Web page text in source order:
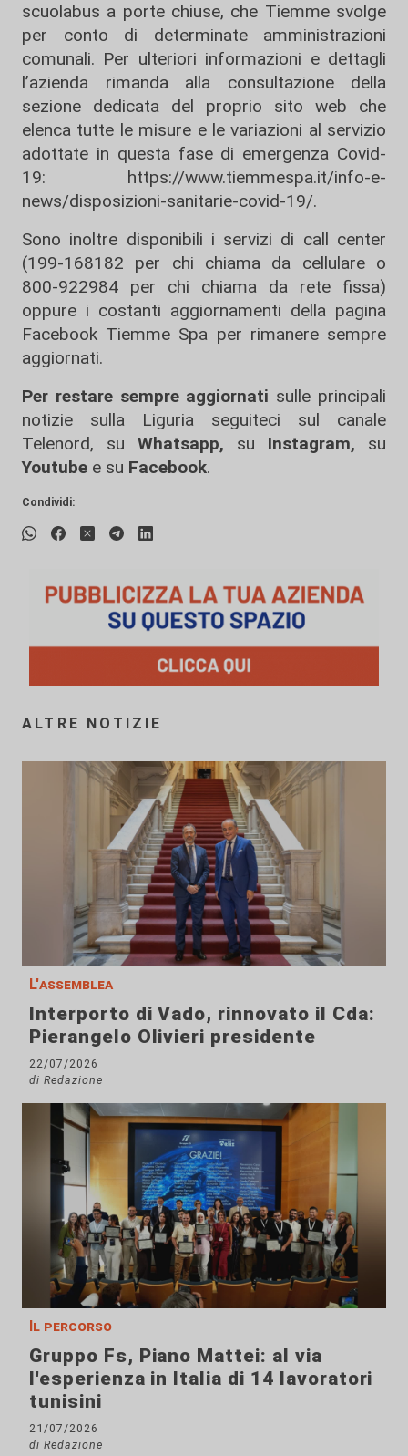
scuolabus a porte chiuse, che Tiemme svolge
per conto di determinate amministrazioni
comunali. Per ulteriori informazioni e dettagli
l’azienda rimanda alla consultazione della
sezione dedicata del proprio sito web che
elenca tutte le misure e le variazioni al servizio
adottate in questa fase di emergenza Covid-
19: https://www.tiemmespa.it/info-e-
news/disposizioni-sanitarie-covid-19/.
Sono inoltre disponibili i servizi di call center
(199-168182 per chi chiama da cellulare o
800-922984 per chi chiama da rete fissa)
oppure i costanti aggiornamenti della pagina
Facebook Tiemme Spa per rimanere sempre
aggiornati.
Per restare sempre aggiornati sulle principali
notizie sulla Liguria seguiteci sul canale
Telenord, su
Whatsapp, su Instagram, su
Youtube e su Facebook.
Condividi:
ALTRE NOTIZIE
L'assemblea
Interporto di Vado, rinnovato il Cda:
Pierangelo Olivieri presidente
22/07/2026
di Redazione
Il percorso
Gruppo Fs, Piano Mattei: al via
l'esperienza in Italia di 14 lavoratori
tunisini
21/07/2026
di Redazione